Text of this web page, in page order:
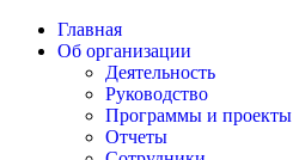
Главная
Об организации
Деятельность
Руководство
Программы и проекты
Отчеты